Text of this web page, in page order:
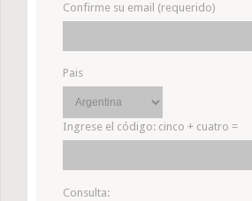
Confirme su email (requerido)
Pais
Ingrese el código: cinco + cuatro =
Consulta: